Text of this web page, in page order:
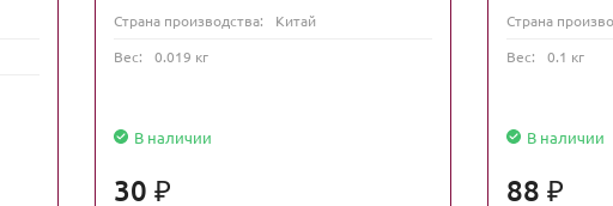
Страна производства:
Китай
Вес:
0.019 кг
В наличии
30 ₽
Страна
Вес:
0.1 кг
В наличии
88 ₽